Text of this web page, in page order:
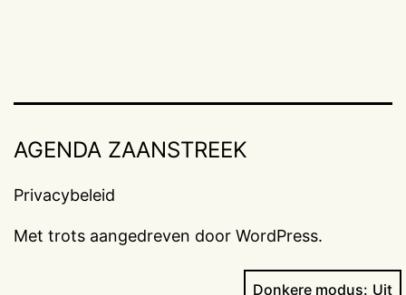
AGENDA ZAANSTREEK
Privacybeleid
Met trots aangedreven door WordPress.
Donkere modus: